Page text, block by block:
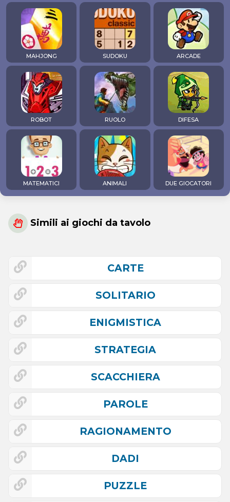
MAHJONG SUDOKU ARCADE
ROBOT RUOLO DIFESA
MATEMATICI ANIMALI DUE GIOCATORI
Simili ai giochi da tavolo
CARTE
SOLITARIO
ENIGMISTICA
STRATEGIA
SCACCHIERA
PAROLE
RAGIONAMENTO
DADI
PUZZLE